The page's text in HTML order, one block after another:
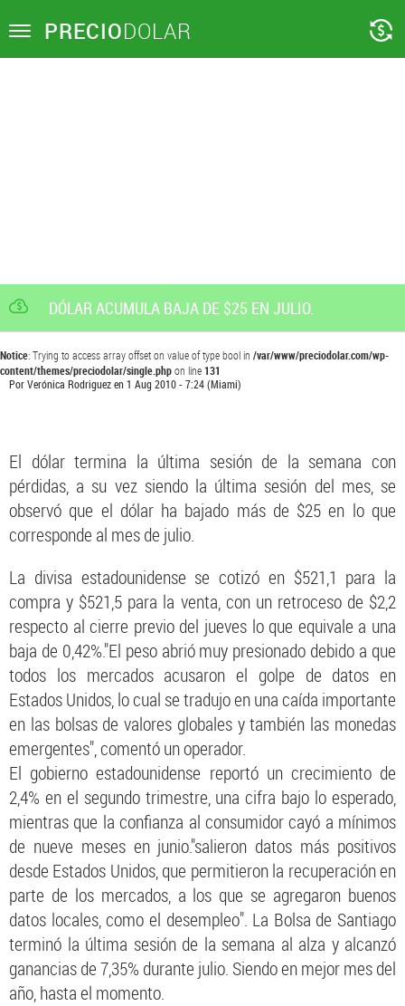
Toggle PRECIODOLAR
DÓLAR ACUMULA BAJA DE $25 EN JULIO.
Notice: Trying to access array offset on value of type bool in /var/www/preciodolar.com/wp-
content/themes/preciodolar/single.phpon line131
PorVerónica Rodriguezen1 Aug 2010 - 7:24(Miami)
El dólar termina la última sesión de la semana con
pérdidas, a su vez siendo la última sesión del mes, se
observó que el dólar ha bajado más de $25 en lo que
corresponde al mes de julio.
La divisa estadounidense se cotizó en $521,1 para la
compra y $521,5 para la venta, con un retroceso de $2,2
respecto al cierre previo del jueves lo que equivale a una
baja de 0,42%."El peso abrió muy presionado debido a que
todos los mercados acusaron el golpe de datos en
Estados Unidos, lo cual se tradujo en una caída importante
en las bolsas de valores globales y también las monedas
emergentes", comentó un operador.
El gobierno estadounidense reportó un crecimiento de
2,4% en el segundo trimestre, una cifra bajo lo esperado,
mientras que la confianza al consumidor cayó a mínimos
de nueve meses en junio."salieron datos más positivos
desde Estados Unidos, que permitieron la recuperación en
parte de los mercados, a los que se agregaron buenos
datos locales, como el desempleo". La Bolsa de Santiago
terminó la última sesión de la semana al alza y alcanzó
ganancias de 7,35% durante julio. Siendo en mejor mes del
año, hasta el momento.